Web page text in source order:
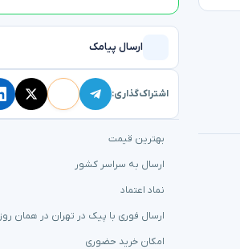
ارسال پیامک
اشتراک‌گذاری:
بهترین قیمت
ارسال به سراسر کشور
نماد اعتماد
ارسال فوری با پیک در تهران در همان روز
امکان خرید حضوری